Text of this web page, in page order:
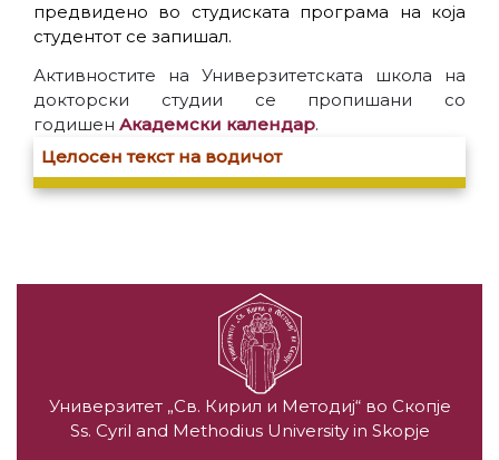
предвидено во студиската програма на која
студентот се запишал.
Активностите на Универзитетската школа на
докторски студии се пропишани со
годишен Академски календар.
Целосен текст на водичот
Универзитет „Св. Кирил и Методиј“ во Скопје
Ss. Cyril and Methodius University in Skopje